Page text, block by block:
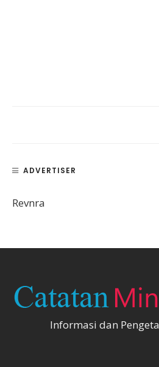
ADVERTISER
Revnra
Informasi dan